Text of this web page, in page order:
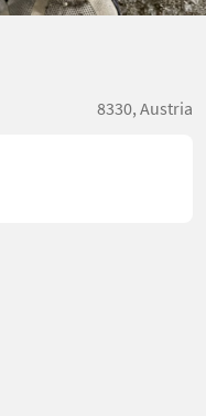
8330, Austria